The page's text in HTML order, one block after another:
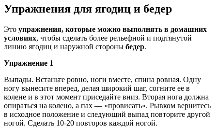
Упражнения для ягодиц и бедер
Это упражнения, которые можно выполнять в домашних
условиях, чтобы сделать более рельефной и подтянутой
линию ягодиц и наружной стороны бедер.
Упражнение 1
Выпады. Встаньте ровно, ноги вместе, спина ровная. Одну
ногу вынесите вперед, делая широкий шаг, согните ее в
колене и в этот момент приседайте вниз. Вторая нога должна
опираться на колено, а пах — «провисать». Рывком вернитесь
в исходное положение и следующий выпад повторите другой
ногой. Сделать 10-20 повторов каждой ногой.